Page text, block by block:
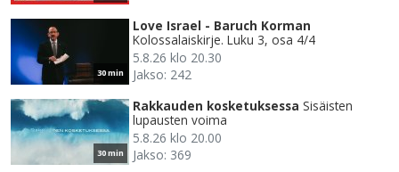
30 min
Love Israel - Baruch Korman
Kolossalaiskirje. Luku 3, osa 4/4
5.8.26 klo 20.30
Jakso: 242
30 min
Rakkauden kosketuksessa Sisäisten
lupausten voima
5.8.26 klo 20.00
Jakso: 369